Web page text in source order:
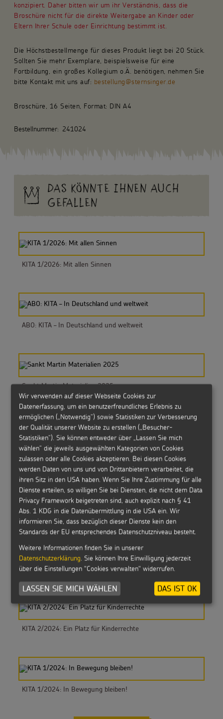
konzipiert. Daher bitten wir um ihr Verständnis, dass die
Broschüre nicht für die direkte Weitergabe an Kinder oder
Eltern Ihrer Schule oder Einrichtung bestimmt ist.
Die Höchstbestellmenge für dieses Produkt liegt bei 20 Stück.
Sollten Sie mehr Exemplare, beispielsweise für eine
Fortbildung, ein großes Kollegium o.Ä. benötigen, nehmen Sie
bitte Kontakt mit uns auf: bestellung@sternsinger.de
Broschüre, 16 Seiten, Format: DIN A4
Bestellnummer: 241024
DAS KÖNNTE IHNEN AUCH
GEFALLEN
KITA 1/2026: Mit allen Sinnen
ABO: KITA – In Deutschland und weltweit
Sankt Martin Materialien 2025
ABO: Martinsmaterialien
KITA 2/2025: Nein zu Kinderarbeit!
KITA 1/2025: Wasser ist Leben
KITA 2/2024: Ein Platz für Kinderrechte
KITA 1/2024: In Bewegung bleiben!
Wir verwenden auf dieser Webseite Cookies zur
Datenerfassung, um ein benutzerfreundliches Erlebnis zu
ermöglichen („Notwendig“) sowie Statistiken zur Verbesserung
der Qualität unserer Website zu erstellen („Besucher-
Statistiken“). Sie können entweder über „Lassen Sie mich
wählen“ die jeweils ausgewählten Kategorien von Cookies
zulassen oder alle Cookies akzeptieren. Bei diesen Cookies
werden Daten von uns und von Drittanbietern verarbeitet, die
ihren Sitz in den USA haben. Wenn Sie Ihre Zustimmung für alle
Dienste erteilen, so willigen Sie bei Diensten, die nicht dem Data
Privacy Framework beigetreten sind, auch explizit nach § 41
Abs. 1 KDG in die Datenübermittlung in die USA ein. Wir
informieren Sie, dass bezüglich dieser Dienste kein den
Standards der EU entsprechendes Datenschutzniveau besteht.
Weitere Informationen finden Sie in unserer
Datenschutzerklärung. Sie können Ihre Einwilligung jederzeit
über die Einstellungen "Cookies verwalten" widerrufen.
LASSEN SIE MICH WÄHLEN DAS IST OK